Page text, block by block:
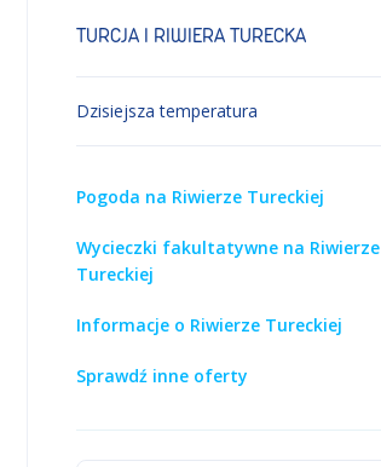
TURCJA I RIWIERA TURECKA
Dzisiejsza temperatura
Pogoda na Riwierze Tureckiej
Wycieczki fakultatywne na Riwierze
Tureckiej
Informacje o Riwierze Tureckiej
Sprawdź inne oferty